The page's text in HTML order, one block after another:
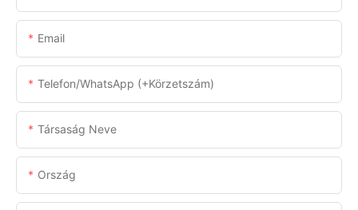
Email
Telefon/WhatsApp (+körzetszám)
Társaság Neve
Ország